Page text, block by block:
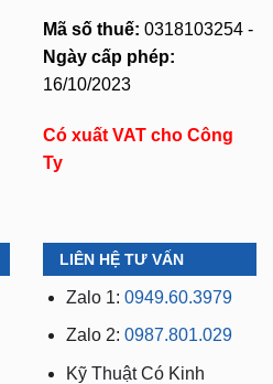
Mã số thuế: 0318103254 -
Ngày cấp phép:
16/10/2023
Có xuất VAT cho Công
Ty
LIÊN HỆ TƯ VẤN
Zalo 1: 0949.60.3979
Zalo 2: 0987.801.029
Kỹ Thuật Có Kinh